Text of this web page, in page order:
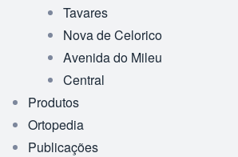
Tavares
Nova de Celorico
Avenida do Mileu
Central
Produtos
Ortopedia
Publicações